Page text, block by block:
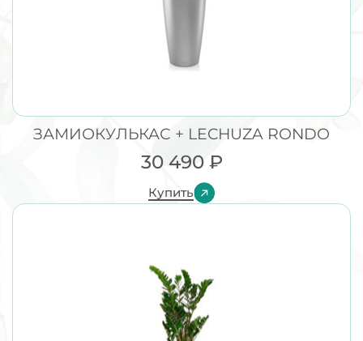
ЗАМИОКУЛЬКАС + LECHUZA RONDO
30 490 ₽
Купить